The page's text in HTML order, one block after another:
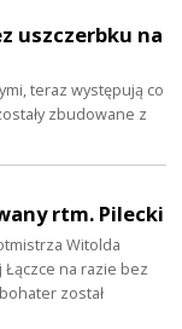
uszczerbku na
teraz występują co
zbudowane z
rtm. Pilecki
Witolda
na razie bez
został